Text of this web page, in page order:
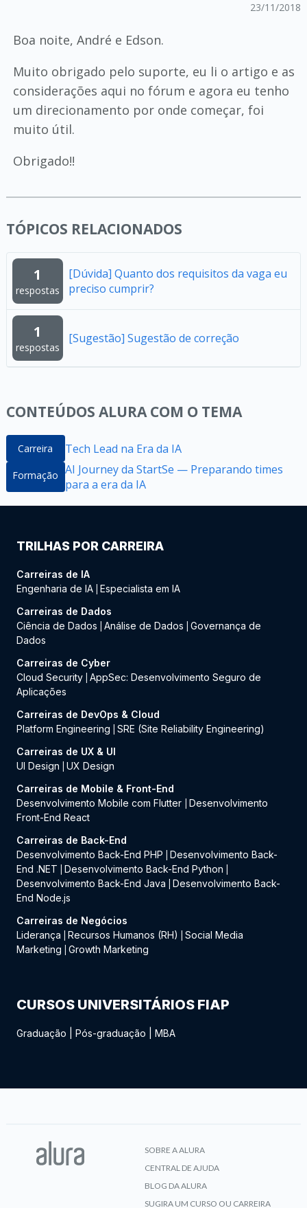
23/11/2018
Boa noite, André e Edson.
Muito obrigado pelo suporte, eu li o artigo e as
considerações aqui no fórum e agora eu tenho
um direcionamento por onde começar, foi
muito útil.
Obrigado!!
TÓPICOS RELACIONADOS
1
respostas
[Dúvida] Quanto dos requisitos da vaga eu
preciso cumprir?
1
respostas
[Sugestão] Sugestão de correção
CONTEÚDOS ALURA COM O TEMA
Carreira Tech Lead na Era da IA
Formação AI Journey da StartSe — Preparando times
para a era da IA
TRILHAS POR CARREIRA
Carreiras de IA
Engenharia de IA Especialista em IA
Carreiras de Dados
Ciência de Dados
Análise de Dados
Governança de
Dados
Carreiras de Cyber
Cloud Security AppSec: Desenvolvimento Seguro de
Aplicações
Carreiras de DevOps & Cloud
Platform Engineering
SRE (Site Reliability Engineering)
Carreiras de UX & UI
UI Design
UX Design
Carreiras de Mobile & Front-End
Desenvolvimento Mobile com Flutter
Desenvolvimento
Front-End React
Carreiras de Back-End
Desenvolvimento Back-End PHP
Desenvolvimento Back-
End .NET
Desenvolvimento Back-End Python
Desenvolvimento Back-End Java
Desenvolvimento Back-
End Node.js
Carreiras de Negócios
Liderança
Recursos Humanos (RH)
Social Media
Marketing
Growth Marketing
CURSOS UNIVERSITÁRIOS FIAP
Graduação Pós-graduação MBA
SOBRE A ALURA
CENTRAL DE AJUDA
BLOG DA ALURA
SUGIRA UM CURSO OU CARREIRA